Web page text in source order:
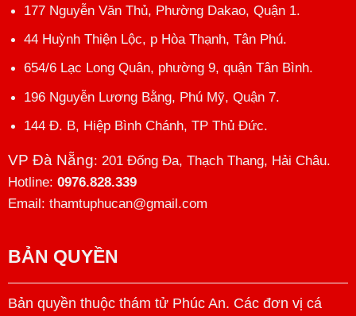
177 Nguyễn Văn Thủ, Phường Dakao, Quận 1.
44 Huỳnh Thiện Lộc, p Hòa Thạnh, Tân Phú.
654/6 Lạc Long Quân, phường 9, quận Tân Bình.
196 Nguyễn Lương Bằng, Phú Mỹ, Quận 7.
144 Đ. B, Hiệp Bình Chánh, TP Thủ Đức.
VP Đà Nẵng: 201 Đống Đa, Thạch Thang, Hải Châu.
Hotline: 0976.828.339
Email: thamtuphucan@gmail.com
BẢN QUYỀN
Bản quyền thuộc thám tử Phúc An. Các đơn vị cá